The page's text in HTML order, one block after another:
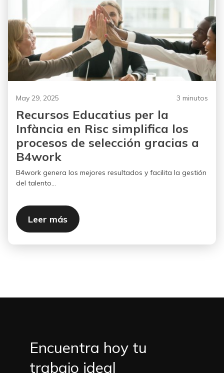
May 29, 2025 3 minutos
Recursos Educatius per la
Infància en Risc simplifica los
procesos de selección gracias a
B4work
B4work genera los mejores resultados y facilita la gestión
del talento...
Leer más
Encuentra hoy tu
trabajo ideal